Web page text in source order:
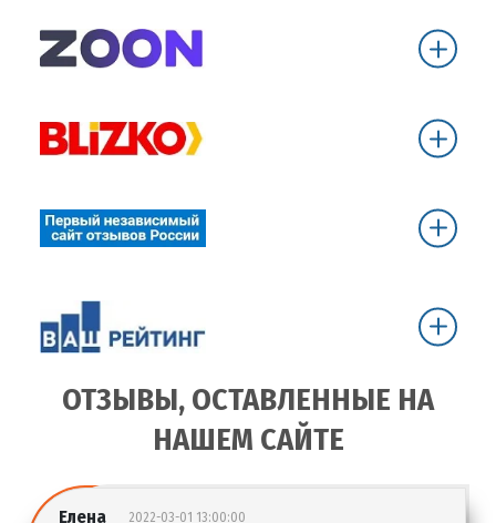
ОТЗЫВЫ, ОСТАВЛЕННЫЕ НА
НАШЕМ САЙТЕ
Елена 2022-03-01 13:00:00